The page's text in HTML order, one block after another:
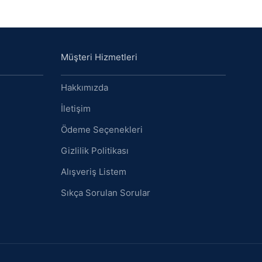
Müşteri Hizmetleri
Hakkımızda
İletişim
Ödeme Seçenekleri
Gizlilik Politikası
Alışveriş Listem
Sıkça Sorulan Sorular